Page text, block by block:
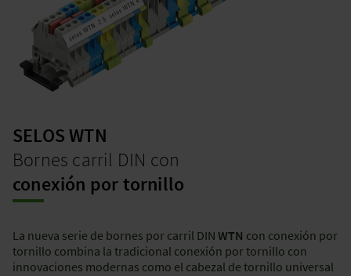
SELOS WTN
Bornes carril DIN con
conexión por tornillo
La nueva serie de bornes por carril DIN WTN con conexión por
tornillo combina la tradicional conexión por tornillo con
innovaciones modernas como el cabezal de tornillo universal